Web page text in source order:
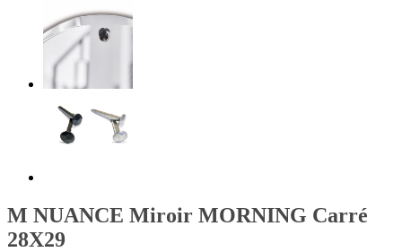
M NUANCE Miroir MORNING Carré
28X29